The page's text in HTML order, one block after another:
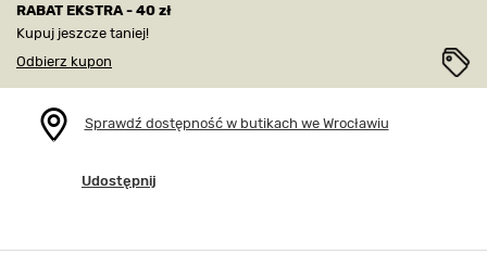
RABAT EKSTRA - 40 zł
Kupuj jeszcze taniej!
Odbierz kupon
Sprawdź dostępność w butikach we Wrocławiu
Udostępnij